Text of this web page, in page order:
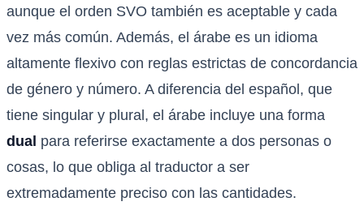
aunque el orden SVO también es aceptable y cada
vez más común. Además, el árabe es un idioma
altamente flexivo con reglas estrictas de concordancia
de género y número. A diferencia del español, que
tiene singular y plural, el árabe incluye una forma
dual para referirse exactamente a dos personas o
cosas, lo que obliga al traductor a ser
extremadamente preciso con las cantidades.